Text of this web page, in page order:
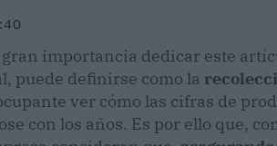
importancia dedicar este
puede definirse como la
ver cómo las cifras de
con los años. Es por ello que,